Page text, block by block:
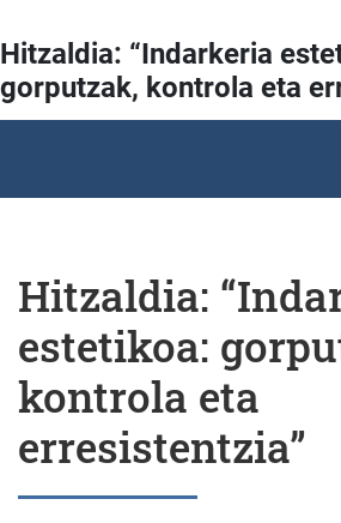
Hitzaldia: “Indarkeria
gorputzak, kontrola eta
Hitzaldia:
estetikoa:
kontrola eta
erresistentzia”